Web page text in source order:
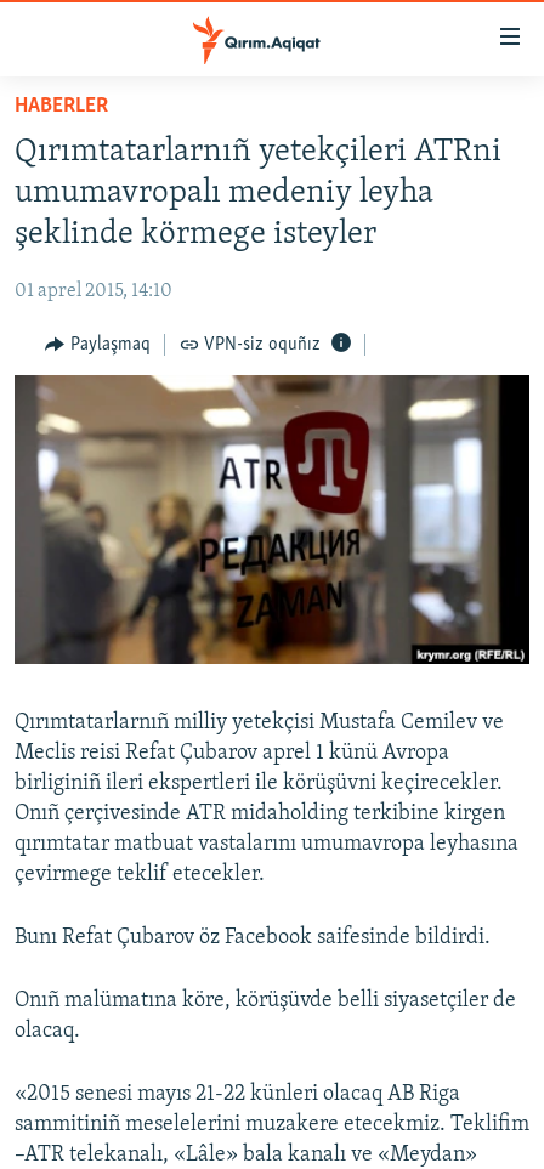
Esas
qaytmaq
Baş
navigatsiyağa
qaytmaq
Qıdıruvğa
qaytmaq
SİYASET
İQTİSADİYAT
MEDENİYET
İNSAN AQLARI
VİDEO
SÜRET
BLOGLAR
FİKİR
Українською
RFE/RS bütün saytları
HABERLER
Qırımtatarlarnıñ yetekçileri ATRni
umumavropalı medeniy leyha
şeklinde körmege isteyler
01 aprel 2015, 14:10
Paylaşmaq VPN-siz oquñız
Qırımtatarlarnıñ milliy yetekçisi Mustafa Cemilev ve
Meclis reisi Refat Çubarov aprel 1 künü Avropa
birliginiñ ileri ekspertleri ile körüşüvni keçirecekler.
Onıñ çerçivesinde ATR midaholding terkibine kirgen
qırımtatar matbuat vastalarını umumavropa leyhasına
çevirmege teklif etecekler.
Bunı Refat Çubarov öz Facebook saifesinde bildirdi.
Onıñ malümatına köre, körüşüvde belli siyasetçiler de
olacaq.
«2015 senesi mayıs 21-22 künleri olacaq AB Riga
sammitiniñ meselelerini muzakere etecekmiz. Teklifim
–ATR telekanalı, «Lâle» bala kanalı ve «Meydan»